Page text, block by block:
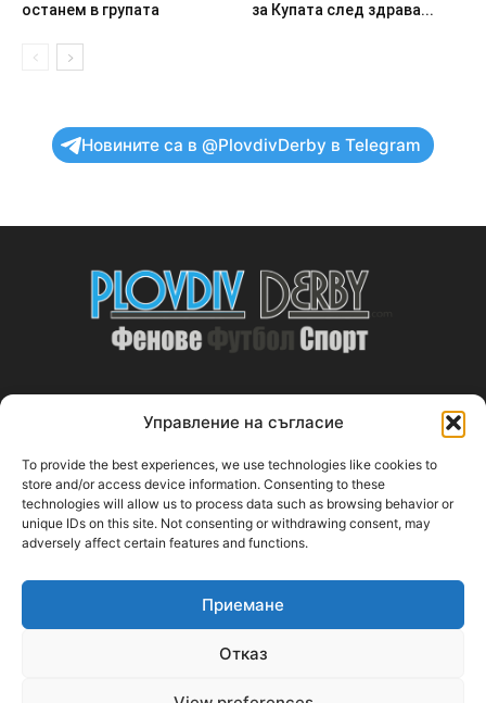
Управление на съгласие
To provide the best experiences, we use technologies like cookies to
store and/or access device information. Consenting to these
technologies will allow us to process data such as browsing behavior or
unique IDs on this site. Not consenting or withdrawing consent, may
adversely affect certain features and functions.
Приемане
Отказ
останем в групата
за Купата след здрава...
Новините са в @PlovdivDerby в Telegram
ABOUT US
PlovdivDerby.com е първата пловдивска изцяло футболна
медия!
Свържи се с нас:plovdivderby.com@gmail.com
FOLLOW US